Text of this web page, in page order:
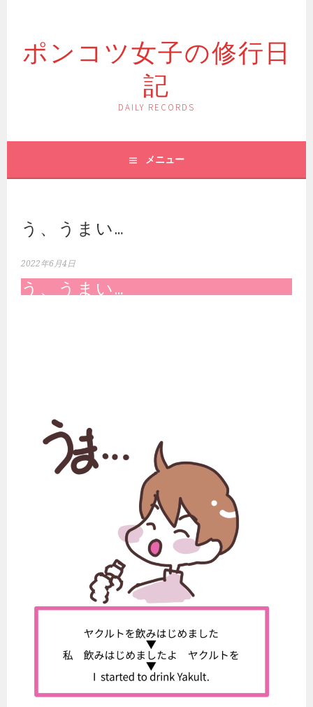
ッ
ポンコツ女子の修行日
記
DAILY RECORDS
メニュー
う、うまい…
2022年6月4日
う、うまい…